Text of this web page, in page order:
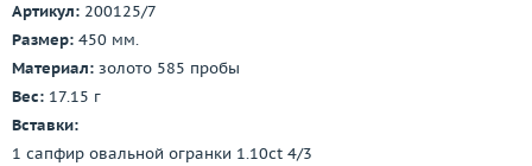
Артикул: 200125/7
Размер: 450 мм.
Материал: золото 585 пробы
Вес: 17.15 г
Вставки:
1 сапфир овальной огранки 1.10ct 4/3